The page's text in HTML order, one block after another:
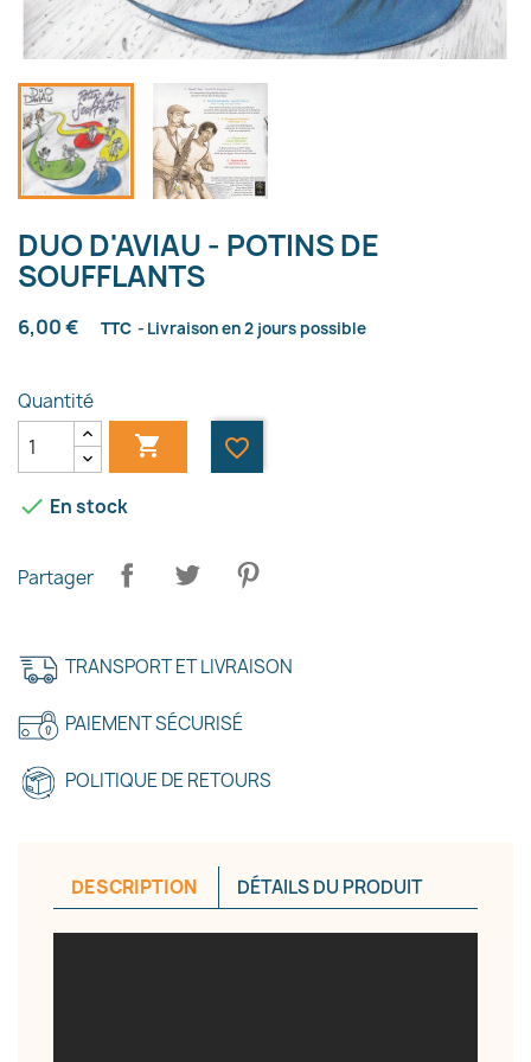
DUO D'AVIAU - POTINS DE
SOUFFLANTS
6,00 € TTC Livraison en 2 jours possible
Quantité
 favorite_border
 En stock
Partager
TRANSPORT ET LIVRAISON
PAIEMENT SÉCURISÉ
POLITIQUE DE RETOURS
DESCRIPTION DÉTAILS DU PRODUIT